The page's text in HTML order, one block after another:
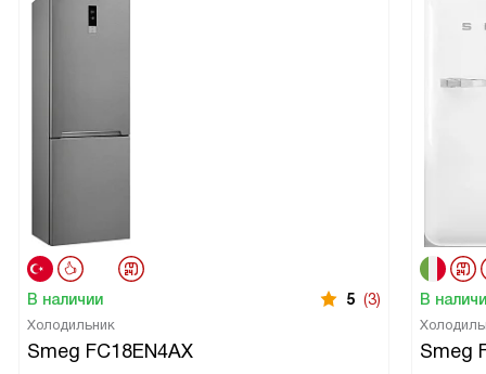
В наличии 5 (3)
Холодильник
Smeg FC18EN4AX
В
Smeg